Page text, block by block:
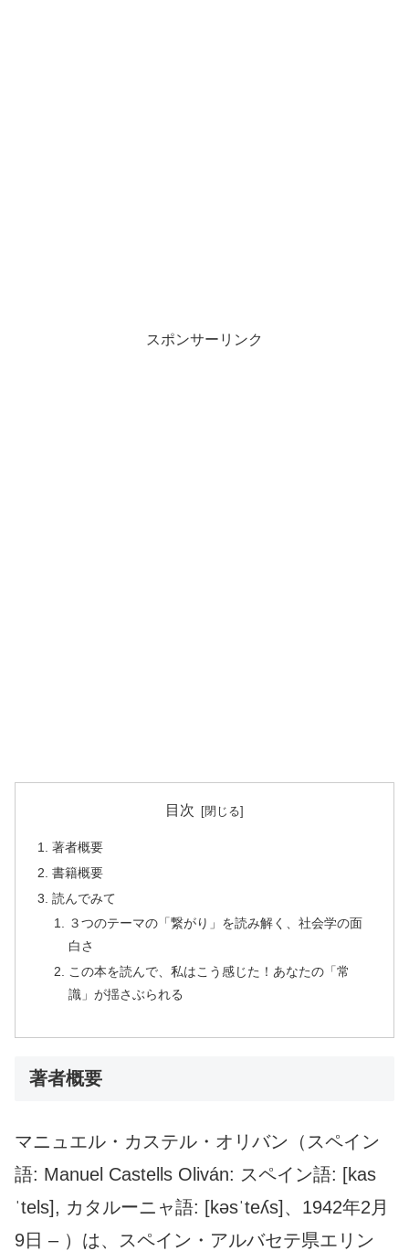
スポンサーリンク
目次
著者概要
書籍概要
読んでみて
３つのテーマの「繋がり」を読み解く、社会学の面
白さ
この本を読んで、私はこう感じた！あなたの「常
識」が揺さぶられる
著者概要
マニュエル・カステル・オリバン（スペイン
語: Manuel Castells Oliván: スペイン語: [kas
ˈtels], カタルーニャ語: [kəsˈteʎs]、1942年2月
9日 – ）は、スペイン・アルバセテ県エリン